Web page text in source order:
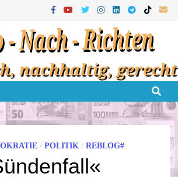
/POLITIK /REBLOG#